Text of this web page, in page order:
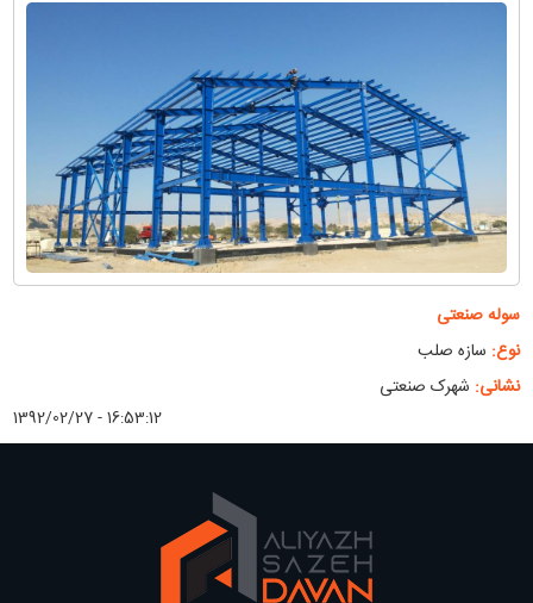
سوله صنعتی
نوع: سازه صلب
نشانی: شهرک صنعتی
1392/02/27 - 16:53:12